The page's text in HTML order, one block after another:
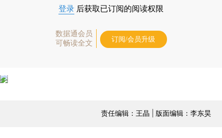
登录 后获取已订阅的阅读权限
数据通会员
可畅读全文
订阅/会员升级
责任编辑：王晶 | 版面编辑：李东昊